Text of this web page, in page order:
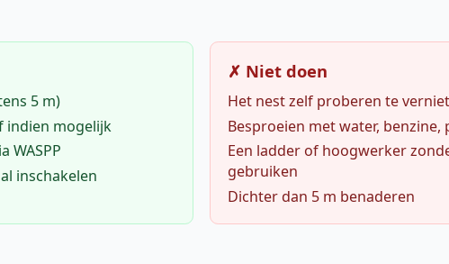
5 m)
indien mogelijk
WASPP
inschakelen
✗ Niet doen
Het nest zelf proberen te
Besproeien met water, benzine,
Een ladder of hoogwerker
gebruiken
Dichter dan 5 m benaderen